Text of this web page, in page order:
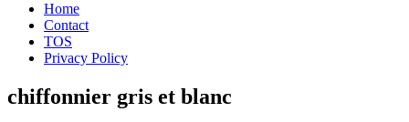
Home
Contact
TOS
Privacy Policy
chiffonnier gris et blanc